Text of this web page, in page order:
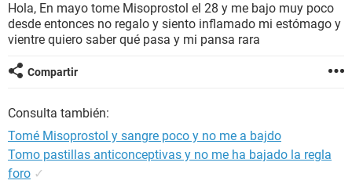
SEXUALIDAD
GLOSARIO
Hola, En mayo tome Misoprostol el 28 y me bajo muy poco
desde entonces no regalo y siento inflamado mi estómago y
vientre quiero saber qué pasa y mi pansa rara
Compartir
Consulta también:
Tomé Misoprostol y sangre poco y no me a bajdo
Tomo pastillas anticonceptivas y no me ha bajado la regla
foro ✓